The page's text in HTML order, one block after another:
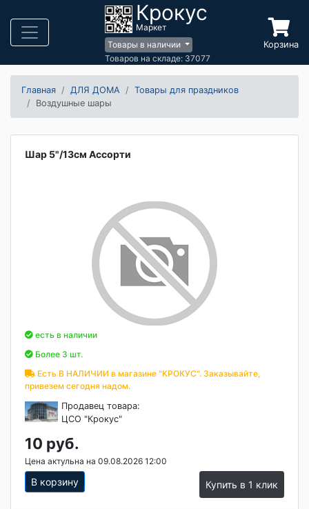
Крокус
Маркет
Товары в наличии
Товаров на складе: 37077
Корзина
Главная ДЛЯ ДОМА
Товары для праздников
Воздушные шары
Шар 5"/13см Ассорти
есть в наличии
Более 3 шт.
Есть В НАЛИЧИИ в магазине "КРОКУС". Заказывайте,
привезем сегодня надом.
Продавец товара:
ЦСО "Крокус"
10 руб.
Цена актульна на 09.08.2026 12:00
В корзину Купить в 1 клик